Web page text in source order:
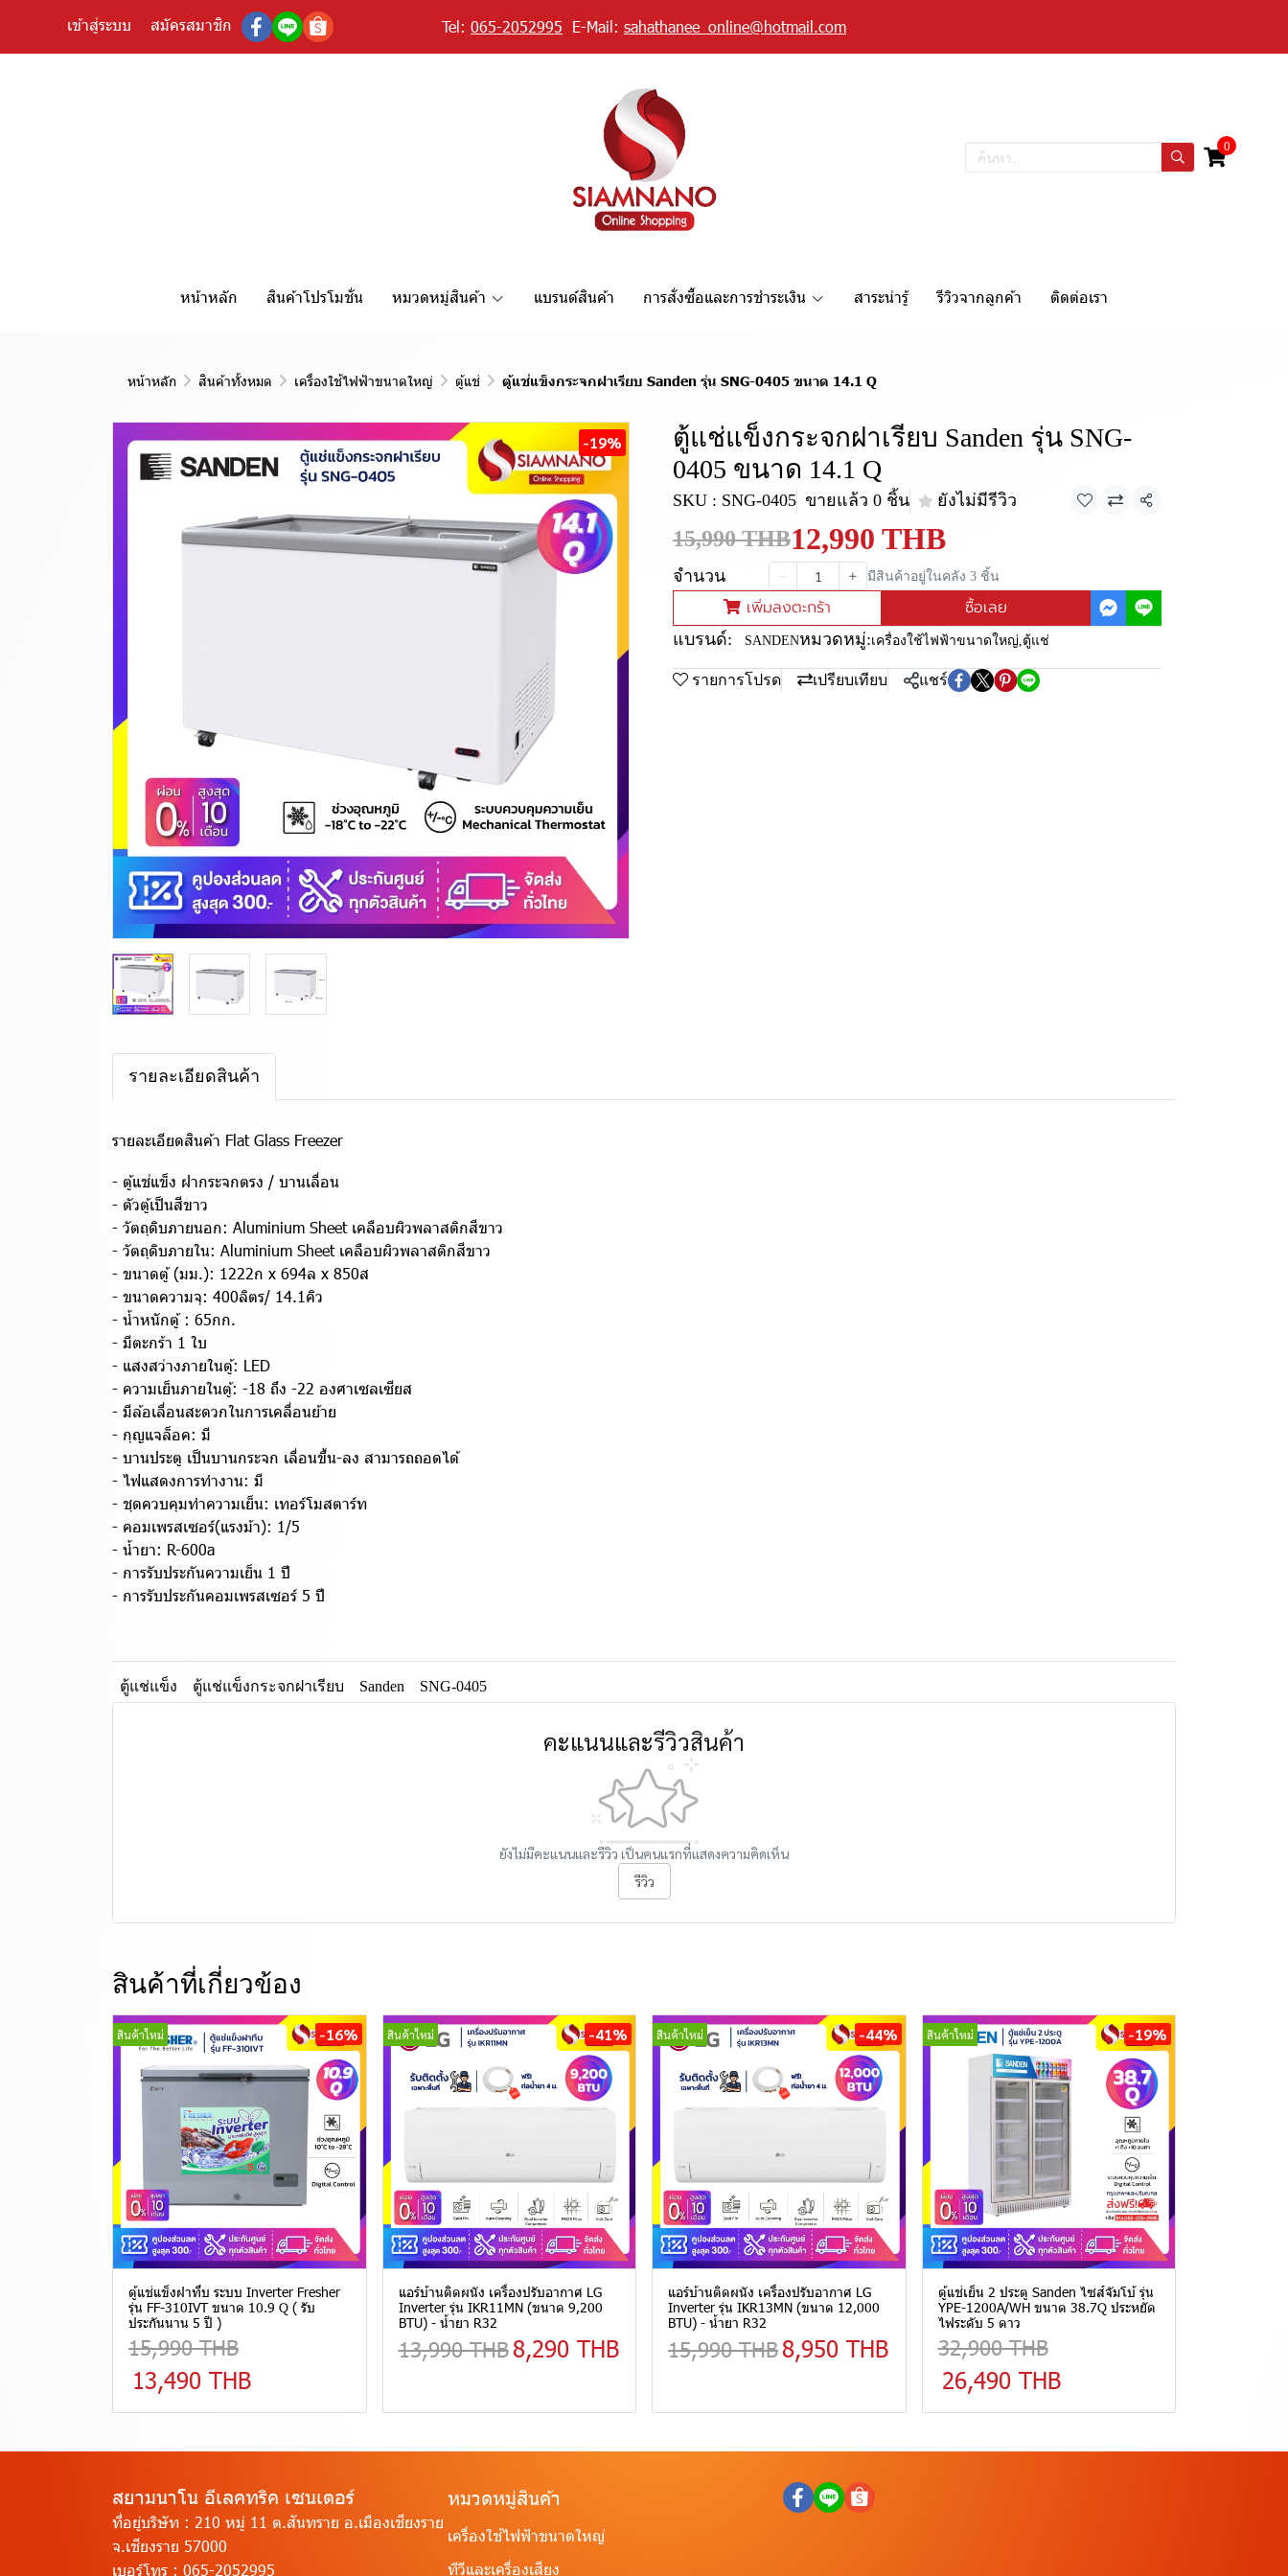
เข้าสู่ระบบ สมัครสมาชิก Tel: 065-2052995 E-Mail: sahathanee_online@hotmail.com
0
หน้าหลัก สินค้าโปรโมชั่น หมวดหมู่สินค้า แบรนด์สินค้า การสั่งซื้อและการชำระเงิน สาระน่ารู้ รีวิวจากลูกค้า ติดต่อเรา
หน้าหลัก สินค้าทั้งหมด เครื่องใช้ไฟฟ้าขนาดใหญ่ ตู้แช่ ตู้แช่แข็งกระจกฝาเรียบ Sanden รุ่น SNG-0405 ขนาด 14.1 Q
-19%
ตู้แช่แข็งกระจกฝาเรียบ Sanden รุ่น SNG-
0405 ขนาด 14.1 Q
SKU : SNG-0405 ขายแล้ว 0 ชิ้น ยังไม่มีรีวิว แชร์
15,990 THB12,990 THB
จำนวน มีสินค้าอยู่ในคลัง 3 ชิ้น
เพิ่มลงตะกร้า ซื้อเลย
แบรนด์: SANDENหมวดหมู่:เครื่องใช้ไฟฟ้าขนาดใหญ่,ตู้แช่
รายการโปรด เปรียบเทียบ แชร์
รายละเอียดสินค้า
รายละเอียดสินค้า Flat Glass Freezer
- ตู้แช่แข็ง ฝากระจกตรง / บานเลื่อน
- ตัวตู้เป็นสีขาว
- วัตถุดิบภายนอก: Aluminium Sheet เคลือบผิวพลาสติกสีขาว
- วัตถุดิบภายใน: Aluminium Sheet เคลือบผิวพลาสติกสีขาว
- ขนาดตู้ (มม.): 1222ก x 694ล x 850ส
- ขนาดความจุ: 400ลิตร/ 14.1คิว
- น้ำหนักตู้ : 65กก.
- มีตะกร้า 1 ใบ
- แสงสว่างภายในตู้: LED
- ความเย็นภายในตู้: -18 ถึง -22 องศาเซลเซียส
- มีล้อเลื่อนสะดวกในการเคลื่อนย้าย
- กุญแจล็อค: มี
- บานประตู เป็นบานกระจก เลื่อนขึ้น-ลง สามารถถอดได้
- ไฟแสดงการทำงาน: มี
- ชุดควบคุมทำความเย็น: เทอร์โมสตาร์ท
- คอมเพรสเซอร์(แรงม้า): 1/5
- น้ำยา: R-600a
- การรับประกันความเย็น 1 ปี
- การรับประกันคอมเพรสเซอร์ 5 ปี
ตู้แช่แข็ง ตู้แช่แข็งกระจกฝาเรียบ Sanden SNG-0405
คะแนนและรีวิวสินค้า
ยังไม่มีคะแนนและรีวิว เป็นคนแรกที่แสดงความคิดเห็น
รีวิว
สินค้าที่เกี่ยวข้อง
สินค้าใหม่ -16%
ตู้แช่แข็งฝาทึบ ระบบ Inverter Fresher
รุ่น FF-310IVT ขนาด 10.9 Q ( รับ
ประกันนาน 5 ปี )
15,990 THB
13,490 THB
สินค้าใหม่ -41%
แอร์บ้านติดผนัง เครื่องปรับอากาศ LG
Inverter รุ่น IKR11MN (ขนาด 9,200
BTU) - น้ำยา R32
13,990 THB 8,290 THB
สินค้าใหม่ -44%
แอร์บ้านติดผนัง เครื่องปรับอากาศ LG
Inverter รุ่น IKR13MN (ขนาด 12,000
BTU) - น้ำยา R32
15,990 THB8,950 THB
สินค้าใหม่ -19%
ตู้แช่เย็น 2 ประตู Sanden ไซส์จัมโบ้ รุ่น
YPE-1200A/WH ขนาด 38.7Q ประหยัด
ไฟระดับ 5 ดาว
32,900 THB
26,490 THB
สยามนาโน อีเลคทริค เซนเตอร์
ที่อยู่บริษัท : 210 หมู่ 11 ต.สันทราย อ.เมืองเชียงราย
จ.เชียงราย 57000
เบอร์โทร : 065-2052995
หมวดหมู่สินค้า
เครื่องใช้ไฟฟ้าขนาดใหญ่
ทีวีและเครื่องเสียง